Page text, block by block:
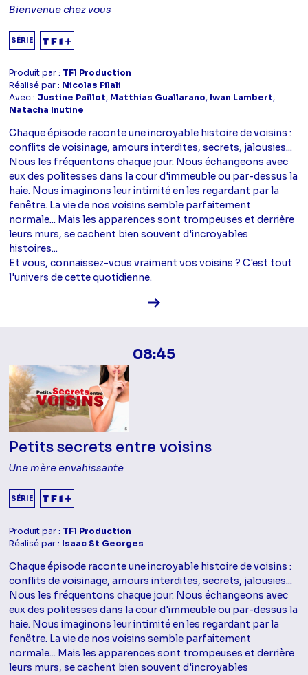
Bienvenue chez vous
SÉRIE
Produit par : TF1 Production
Réalisé par : Nicolas Filali
Avec : Justine Paillot, Matthias Guallarano, Iwan Lambert,
Natacha Inutine
Chaque épisode raconte une incroyable histoire de voisins :
conflits de voisinage, amours interdites, secrets, jalousies...
Nous les fréquentons chaque jour. Nous échangeons avec
eux des politesses dans la cour d'immeuble ou par-dessus la
haie. Nous imaginons leur intimité en les regardant par la
fenêtre. La vie de nos voisins semble parfaitement
normale... Mais les apparences sont trompeuses et derrière
leurs murs, se cachent bien souvent d'incroyables
histoires...
Et vous, connaissez-vous vraiment vos voisins ? C'est tout
l'univers de cette quotidienne.
Voir la fiche diffusion
08:45
Petits secrets entre voisins
Une mère envahissante
SÉRIE
Produit par : TF1 Production
Réalisé par : Isaac St Georges
Chaque épisode raconte une incroyable histoire de voisins :
conflits de voisinage, amours interdites, secrets, jalousies...
Nous les fréquentons chaque jour. Nous échangeons avec
eux des politesses dans la cour d'immeuble ou par-dessus la
haie. Nous imaginons leur intimité en les regardant par la
fenêtre. La vie de nos voisins semble parfaitement
normale... Mais les apparences sont trompeuses et derrière
leurs murs, se cachent bien souvent d'incroyables